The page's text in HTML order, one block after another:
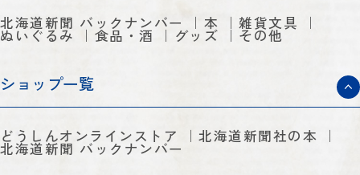
北海道新聞 バックナンバー 本 雑貨文具
ぬいぐるみ 食品・酒 グッズ その他
ショップ一覧
どうしんオンラインストア 北海道新聞社の本
北海道新聞 バックナンバー